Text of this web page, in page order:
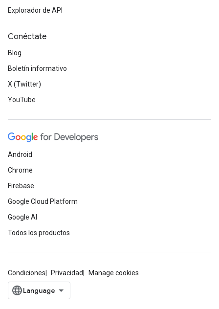
Explorador de API
Conéctate
Blog
Boletín informativo
X (Twitter)
YouTube
Android
Chrome
Firebase
Google Cloud Platform
Google AI
Todos los productos
Condiciones Privacidad Manage cookies